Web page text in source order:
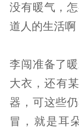
没有暖气，
道人的生活啊
李闯准备了
大衣，还有
器，可这些
冒，就是耳